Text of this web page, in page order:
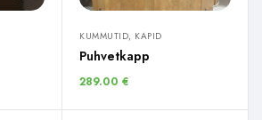
KUMMUTID, KAPID
Puhvetkapp
289.00 €